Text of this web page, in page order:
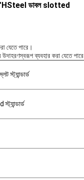
"HSteel ডাবল slotted
যেতে পারে।
ব্যবহার করা যেতে পারে
স্ট্যান্ডার্ড